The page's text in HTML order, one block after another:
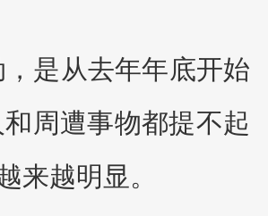
是从去年年底开始
周遭事物都提不起
越明显。